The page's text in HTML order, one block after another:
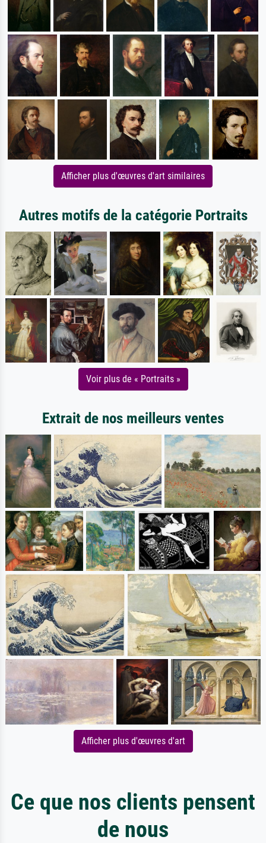
Afficher plus d'œuvres d'art similaires
Autres motifs de la catégorie Portraits
Voir plus de « Portraits »
Extrait de nos meilleurs ventes
Afficher plus d'œuvres d'art
Ce que nos clients pensent
de nous